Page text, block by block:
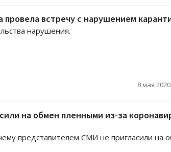
провела встречу с нарушением
нарушения.
8 мая
на обмен пленными из-за
представителем СМИ не пригласили на